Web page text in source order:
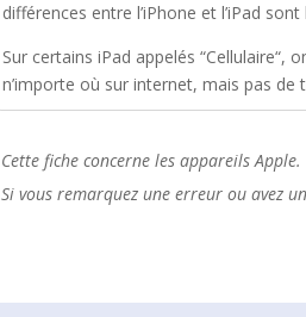
différences entre l’iPhone et l’iPad
Sur certains iPad appelés
n’importe où sur internet, mais pas de
Cette fiche concerne les appareils Apple.
Si vous remarquez une erreur ou avez